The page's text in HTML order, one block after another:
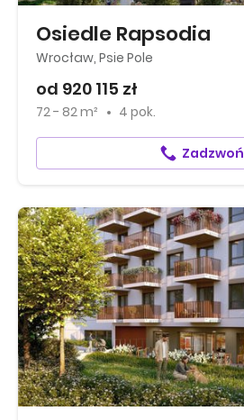
Osiedle Rapsodia
Wrocław, Psie Pole
od 920 115 zł
72 - 82 m² 4 pok.
Zadzwoń